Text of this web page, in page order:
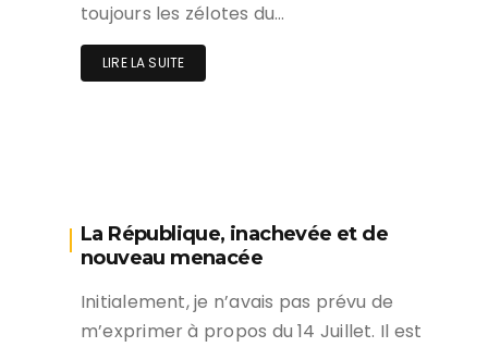
toujours les zélotes du…
LIRE LA SUITE
La République, inachevée et de
nouveau menacée
Initialement, je n’avais pas prévu de
m’exprimer à propos du 14 Juillet. Il est